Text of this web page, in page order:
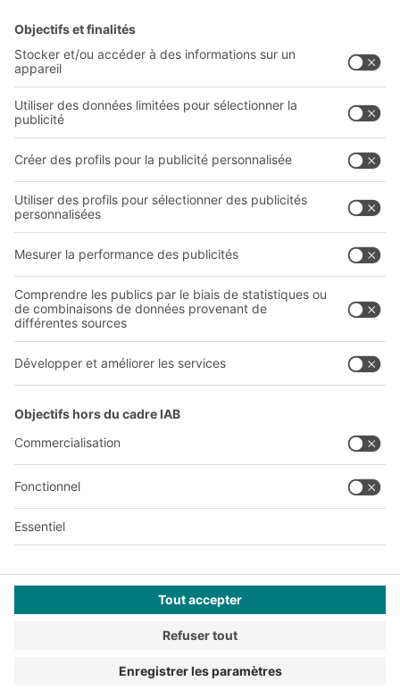
Solutions
Solutions intralogistiques
Bacs en plastique
Systèmes de rayonnages
Prestations de service
Entreprise
Qui sommes-nous ?
Sites internationaux
Follow us
ABIT O
YOUR LIFE.
01 72 84 90 20
© 2026 BITO-Lagertechnik Bittmann GmbH
Cette offre est destinée à l'industrie, à l'artisanat, au
commerce et aux professions libérales pour une utilisation
dans le cadre d'une activité indépendante, professionnelle ou
Paramètres de confidentialité